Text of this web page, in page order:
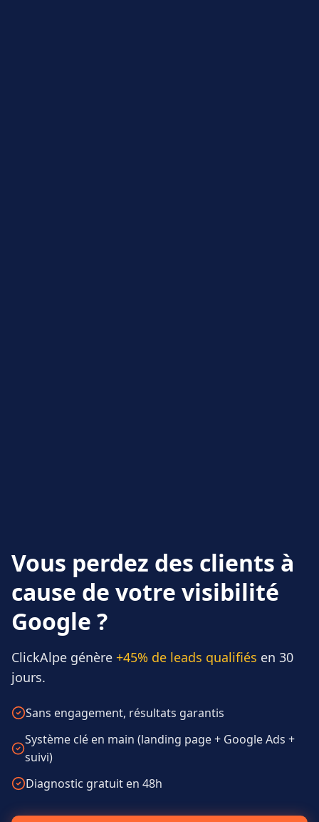
Vous perdez des clients à
cause de votre visibilité
Google ?
ClickAlpe génère +45% de leads qualifiés en 30
jours.
Sans engagement, résultats garantis
Système clé en main (landing page + Google Ads +
suivi)
Diagnostic gratuit en 48h